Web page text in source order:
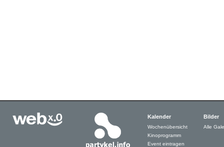
Kalender
Wochenübersicht
Kinoprogramm
Event eintragen
Bilder
Alle